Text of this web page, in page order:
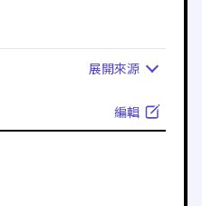
展開來源
編輯